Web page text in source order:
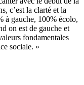
c’est la clarté et la
à gauche, 100% écolo,
on est de gauche et
fondamentales
sociale. »